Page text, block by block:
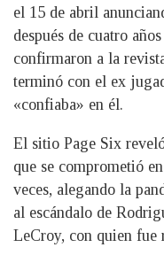
el 15 de abril
después de cuatro
confirmaron a la
terminó con el ex
«confiaba» en él.
El sitio Page Six
que se comprometió
veces, alegando la
al escándalo de
LeCroy, con quien fue